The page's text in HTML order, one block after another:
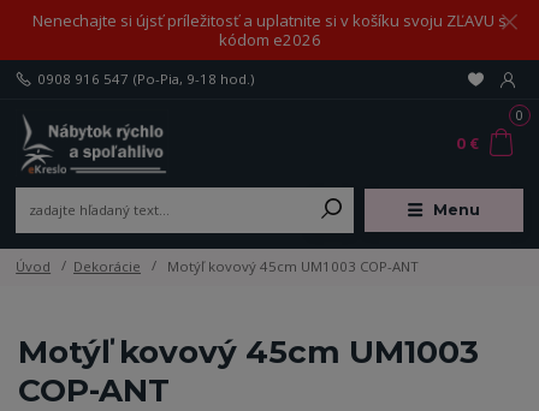
Nenechajte si újsť príležitosť a uplatnite si v košíku svoju ZĽAVU s
kódom e2026
Menu
0908 916 547 (Po-Pia, 9-18 hod.)
0
0 €
Úvod Dekorácie Motýľ kovový 45cm UM1003 COP-ANT
Motýľ kovový 45cm UM1003
COP-ANT